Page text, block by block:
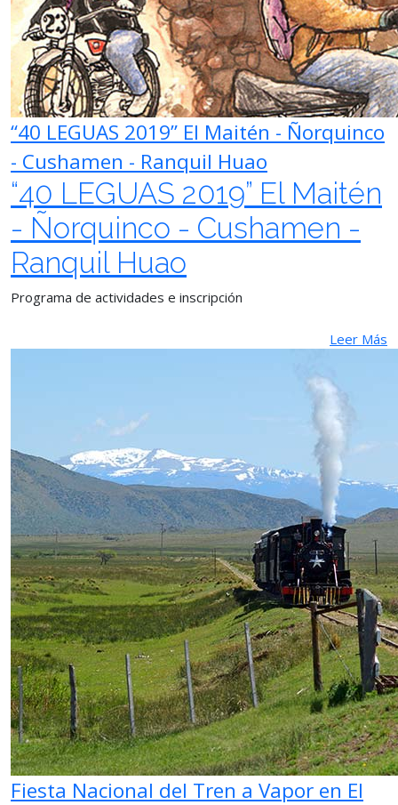
“40 LEGUAS 2019” El Maitén - Ñorquinco
- Cushamen - Ranquil Huao
“40 LEGUAS 2019” El Maitén
- Ñorquinco - Cushamen -
Ranquil Huao
Programa de actividades e inscripción
Leer Más
Fiesta Nacional del Tren a Vapor en El